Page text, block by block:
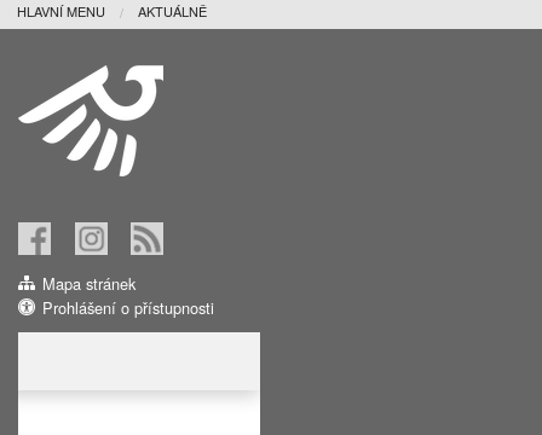
HLAVNÍ MENU AKTUÁLNĚ
Mapa stránek
Prohlášení o přístupnosti